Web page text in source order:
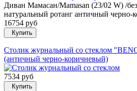
Диван Мамасан/Mamasan (23/02 W) /
натуральный ротанг античный черно-
16754 руб
Купить
Столик журнальный со стеклом
(античный черно-коричневый)
7534 руб
Купить